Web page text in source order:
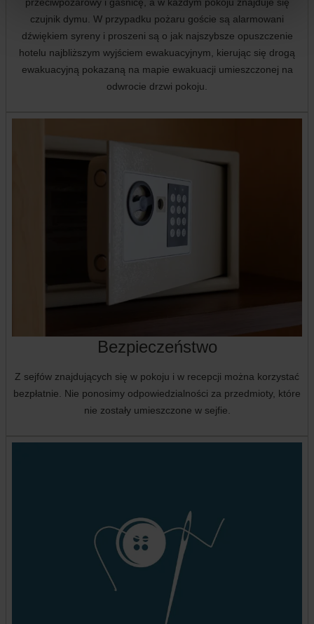
czujnik dymu. W przypadku pożaru goście są alarmowani
dźwiękiem syreny i proszeni są o jak najszybsze opuszczenie
hotelu najbliższym wyjściem ewakuacyjnym, kierując się drogą
ewakuacyjną pokazaną na mapie ewakuacji umieszczonej na
odwrocie drzwi pokoju.
Bezpieczeństwo
Z sejfów znajdujących się w pokoju i w recepcji można korzystać
bezpłatnie. Nie ponosimy odpowiedzialności za przedmioty, które
nie zostały umieszczone w sejfie.